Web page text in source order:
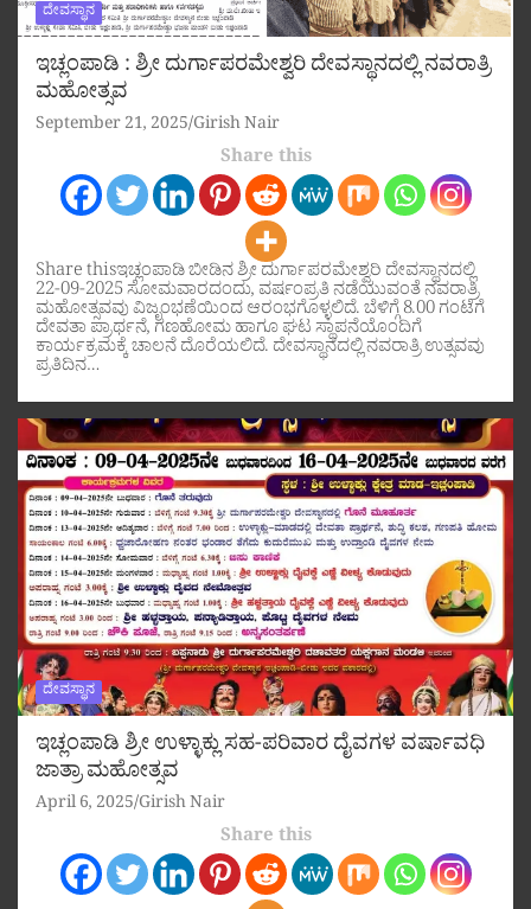
ದೇವಸ್ಥಾನ
ಇಚ್ಲಂಪಾಡಿ : ಶ್ರೀ ದುರ್ಗಾಪರಮೇಶ್ವರಿ ದೇವಸ್ಥಾನದಲ್ಲಿ ನವರಾತ್ರಿ
ಮಹೋತ್ಸವ
September 21, 2025 Girish Nair
Share this
Share thisಇಚ್ಲಂಪಾಡಿ ಬೀಡಿನ ಶ್ರೀ ದುರ್ಗಾಪರಮೇಶ್ವರಿ ದೇವಸ್ಥಾನದಲ್ಲಿ
22-09-2025 ಸೋಮವಾರದಂದು, ವರ್ಷಂಪ್ರತಿ ನಡೆಯುವಂತೆ ನವರಾತ್ರಿ
ಮಹೋತ್ಸವವು ವಿಜೃಂಭಣೆಯಿಂದ ಆರಂಭಗೊಳ್ಳಲಿದೆ. ಬೆಳಿಗ್ಗೆ 8.00 ಗಂಟೆಗೆ
ದೇವತಾ ಪ್ರಾರ್ಥನೆ, ಗಣಹೋಮ ಹಾಗೂ ಘಟ ಸ್ಥಾಪನೆಯೊಂದಿಗೆ
ಕಾರ್ಯಕ್ರಮಕ್ಕೆ ಚಾಲನೆ ದೊರೆಯಲಿದೆ. ದೇವಸ್ಥಾನದಲ್ಲಿ ನವರಾತ್ರಿ ಉತ್ಸವವು
ಪ್ರತಿದಿನ…
ದೇವಸ್ಥಾನ
ಇಚ್ಲಂಪಾಡಿ ಶ್ರೀ ಉಳ್ಳಾಕ್ಲು ಸಹ-ಪರಿವಾರ ದೈವಗಳ ವರ್ಷಾವಧಿ
ಜಾತ್ರಾ ಮಹೋತ್ಸವ
April 6, 2025 Girish Nair
Share this